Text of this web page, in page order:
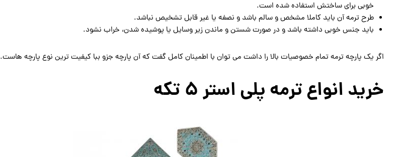
خوبی برای ساختش استفاده شده است.
طرح ترمه آن باید کاملا مشخص و سالم باشد و نصفه یا غیر قابل تشخیص نباشد.
باید جنس خوبی داشته باشد و در صورت شستن و ماندن زیر وسایل یا پوشیده شدن، خراب نشود.
اگر یک پارچه ترمه تمام خصوصیات بالا را داشت می توان با اطمینان کامل گفت که آن پارچه جزو ببا کیفیت ترین نوع پارچه هاست.
خرید انواع ترمه پلی استر ۵ تکه